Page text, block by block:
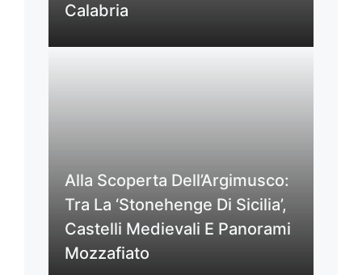
Calabria
Alla Scoperta Dell’Argimusco:
Tra La ‘Stonehenge Di Sicilia’,
Castelli Medievali E Panorami
Mozzafiato